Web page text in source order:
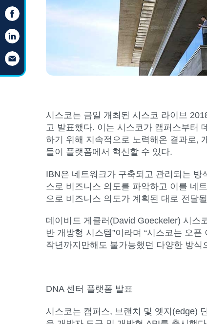
시스코는 금일 개최된 시스코 라이브
고 발표했다. 이는 시스코가 캠퍼스부터
하기 위해 지속적으로 노력해온 결과로,
들이 플랫폼에서 혁신할 수 있다.
IBN은 네트워크가 구축되고 관리되는
스로 비즈니스 의도를 파악하고 이를 네
으로 비즈니스 의도가 계획된 대로 전달
데이비드 게클러(David Goeckeler) 시스
반 개방형 시스템”이라며 “시스코는 오
작년까지만해도 불가능했던 다양한 방
DNA 센터 플랫폼 발표
시스코는 캠퍼스, 브랜치 및 엣지(edge)